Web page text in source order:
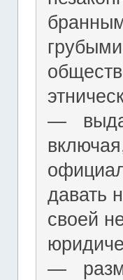
―
давать
своей
―